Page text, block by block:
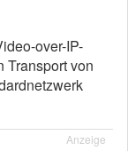
over-IP-
Transport von
Anzeige